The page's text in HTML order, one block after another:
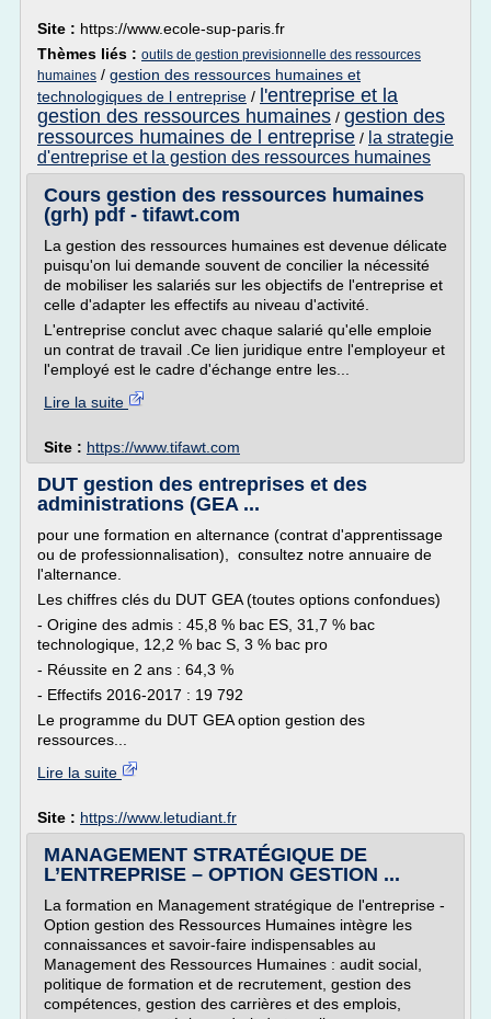
Site : https://www.ecole-sup-paris.fr
Thèmes liés : outils de gestion previsionnelle des ressources
humaines / gestion des ressources humaines et
technologiques de l entreprise / l'entreprise et la
gestion des ressources humaines / gestion des
ressources humaines de l entreprise / la strategie
d'entreprise et la gestion des ressources humaines
Cours gestion des ressources humaines
(grh) pdf - tifawt.com
La gestion des ressources humaines est devenue délicate
puisqu'on lui demande souvent de concilier la nécessité
de mobiliser les salariés sur les objectifs de l'entreprise et
celle d'adapter les effectifs au niveau d'activité.
L'entreprise conclut avec chaque salarié qu'elle emploie
un contrat de travail .Ce lien juridique entre l'employeur et
l'employé est le cadre d'échange entre les...
Lire la suite
Site : https://www.tifawt.com
DUT gestion des entreprises et des
administrations (GEA ...
pour une formation en alternance (contrat d'apprentissage
ou de professionnalisation), consultez notre annuaire de
l'alternance.
Les chiffres clés du DUT GEA (toutes options confondues)
- Origine des admis : 45,8 % bac ES, 31,7 % bac
technologique, 12,2 % bac S, 3 % bac pro
- Réussite en 2 ans : 64,3 %
- Effectifs 2016-2017 : 19 792
Le programme du DUT GEA option gestion des
ressources...
Lire la suite
Site : https://www.letudiant.fr
MANAGEMENT STRATÉGIQUE DE
L’ENTREPRISE – OPTION GESTION ...
La formation en Management stratégique de l'entreprise -
Option gestion des Ressources Humaines intègre les
connaissances et savoir-faire indispensables au
Management des Ressources Humaines : audit social,
politique de formation et de recrutement, gestion des
compétences, gestion des carrières et des emplois,